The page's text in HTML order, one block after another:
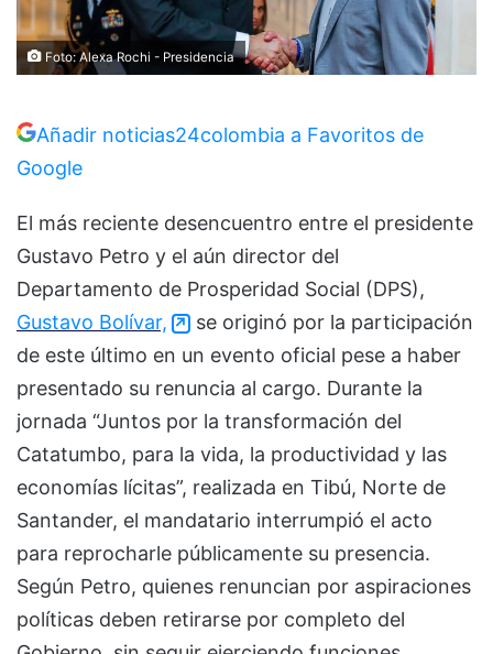
Foto: Alexa Rochi - Presidencia
Añadir noticias24colombia a Favoritos de
Google
El más reciente desencuentro entre el presidente
Gustavo Petro y el aún director del
Departamento de Prosperidad Social (DPS),
Gustavo Bolívar,
se originó por la participación
de este último en un evento oficial pese a haber
presentado su renuncia al cargo. Durante la
jornada “Juntos por la transformación del
Catatumbo, para la vida, la productividad y las
economías lícitas”, realizada en Tibú, Norte de
Santander, el mandatario interrumpió el acto
para reprocharle públicamente su presencia.
Según Petro, quienes renuncian por aspiraciones
políticas deben retirarse por completo del